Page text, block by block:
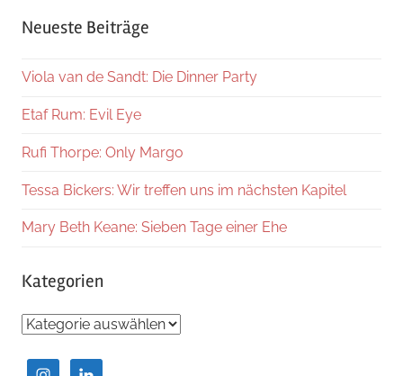
Neueste Beiträge
Viola van de Sandt: Die Dinner Party
Etaf Rum: Evil Eye
Rufi Thorpe: Only Margo
Tessa Bickers: Wir treffen uns im nächsten Kapitel
Mary Beth Keane: Sieben Tage einer Ehe
Kategorien
Kategorien